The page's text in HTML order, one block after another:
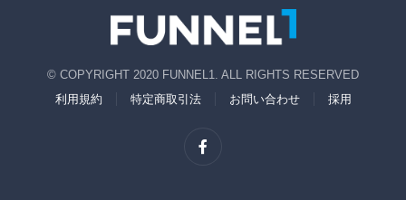
© COPYRIGHT 2020 FUNNEL1. ALL RIGHTS RESERVED
利用規約
特定商取引法 お問い合わせ 採用